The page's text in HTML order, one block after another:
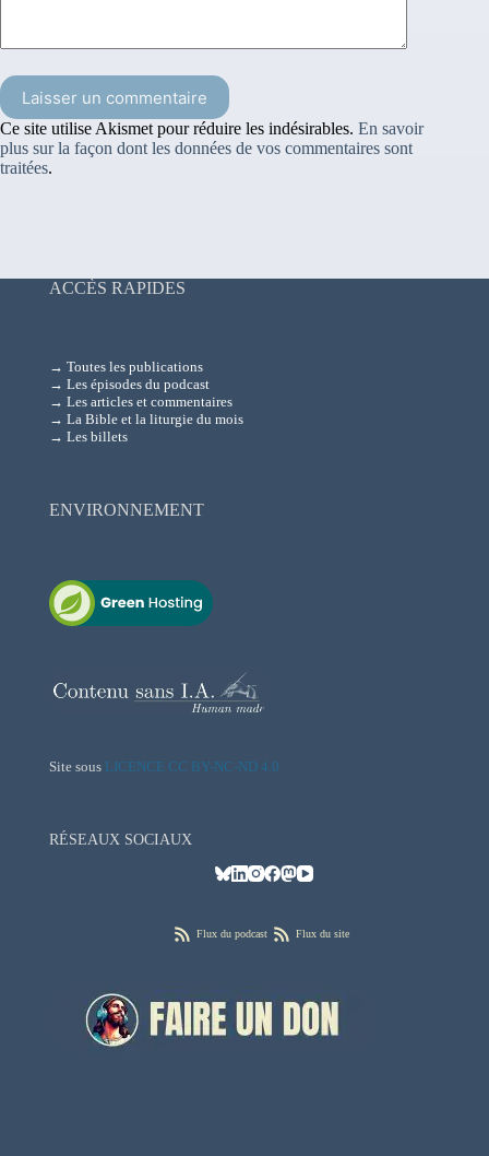
Laisser un commentaire
Ce site utilise Akismet pour réduire les indésirables. En savoir
plus sur la façon dont les données de vos commentaires sont
traitées.
ACCÈS RAPIDES
→ Toutes les publications
→ Les épisodes du podcast
→ Les articles et commentaires
→ La Bible et la liturgie du mois
→ Les billets
ENVIRONNEMENT
Site sous LICENCE CC BY-NC-ND 4.0
RÉSEAUX SOCIAUX
Flux du podcast Flux du site